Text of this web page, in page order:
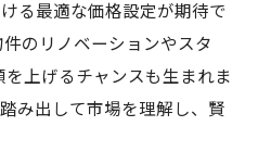
る最適な価格設定が期待で
のリノベーションやスタ
上げるチャンスも生まれま
み出して市場を理解し、賢